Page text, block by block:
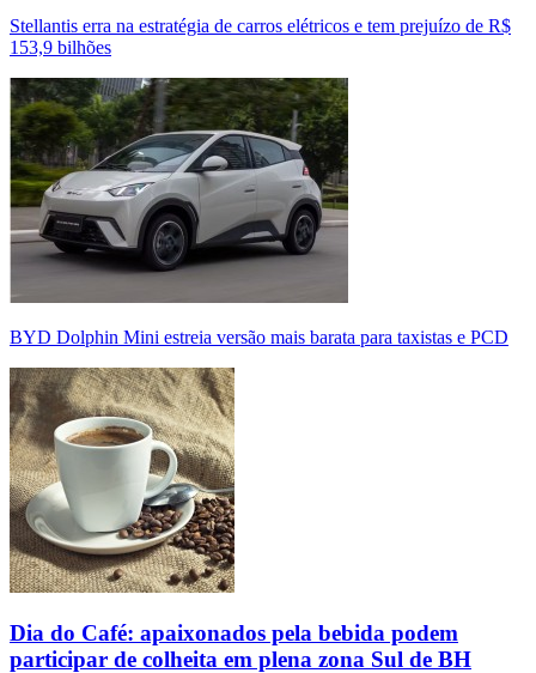
Stellantis erra na estratégia de carros elétricos e tem prejuízo de R$
153,9 bilhões
BYD Dolphin Mini estreia versão mais barata para taxistas e PCD
Dia do Café: apaixonados pela bebida podem
participar de colheita em plena zona Sul de BH